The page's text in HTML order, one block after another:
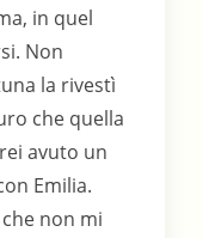
in quel
Non
la rivestì
che quella
avuto un
Emilia.
non mi